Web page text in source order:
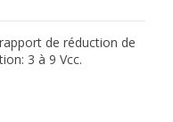
de réduction de
3 à 9 Vcc.